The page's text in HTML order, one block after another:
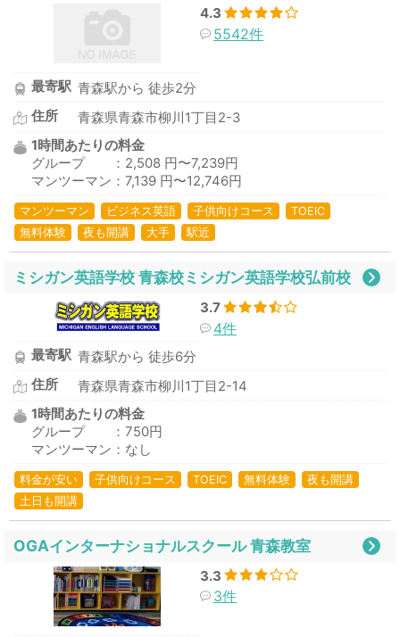
4.3
5542件
最寄駅 青森駅から 徒歩2分
住所
青森県青森市柳川1丁目2-3
1時間あたりの料金
グループ ：2,508 円〜7,239円
マンツーマン：7,139 円〜12,746円
マンツーマン ビジネス英語 子供向けコース
TOEIC
無料体験
夜も開講 大手 駅近
ミシガン英語学校 青森校ミシガン英語学校弘前校
3.7
4件
最寄駅 青森駅から 徒歩6分
住所
青森県青森市柳川1丁目2-14
1時間あたりの料金
グループ ：750円
マンツーマン：なし
料金が安い 子供向けコース TOEIC 無料体験
夜も開講
土日も開講
OGAインターナショナルスクール 青森教室
3.3
3件